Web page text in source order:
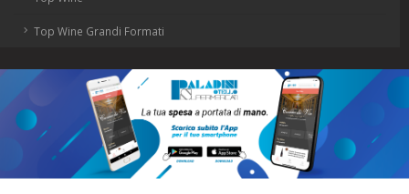
Top Wine Grandi Formati